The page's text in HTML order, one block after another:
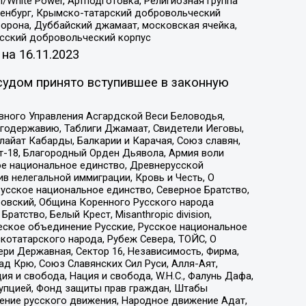
Крымско-татарский добровольческий
Дуббайский джамаат, московская ячейка,
добровольческий корпус
16.11.2023
принято вступившее в законную
Управления Асгардской Веси Беловодья,
Таблиги Джамаат, Свидетели Иеговы,
Кабарды, Балкарии и Карачая, Союз славян,
18, Благородный Орден Дьявола, Армия воли
национальное единство, Древнерусской
нелегальной иммиграции, Кровь и Честь, О
национальное единство, Северное Братство,
Община Коренного Русского народа
Белый Крест, Misanthropic division,
объединение Русские, Русское национальное
народа, Рубеж Севера, ТОЙС, О
Державная, Сектор 16, Независимость, Фирма,
Крю, Союз Славянских Сил Руси, Алля-Аят,
и свобода, Нация и свобода, W.H.С., Фалунь Дафа,
Фонд защиты прав граждан, Штабы
русского движения, Народное движение Адат,